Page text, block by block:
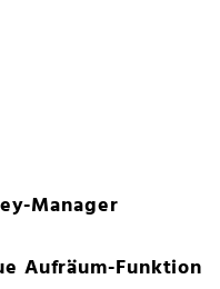
Manager
Aufräum-Funktion